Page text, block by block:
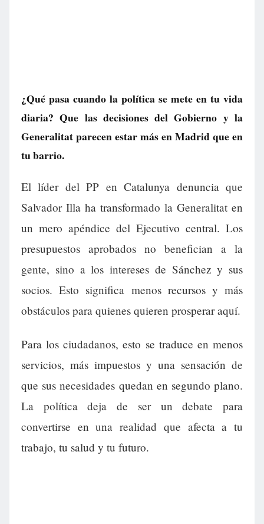
¿Qué pasa cuando la política se mete en tu vida
diaria? Que las decisiones del Gobierno y la
Generalitat parecen estar más en Madrid que en
tu barrio.
El líder del PP en Catalunya denuncia que
Salvador Illa ha transformado la Generalitat en
un mero apéndice del Ejecutivo central. Los
presupuestos aprobados no benefician a la
gente, sino a los intereses de Sánchez y sus
socios. Esto significa menos recursos y más
obstáculos para quienes quieren prosperar aquí.
Para los ciudadanos, esto se traduce en menos
servicios, más impuestos y una sensación de
que sus necesidades quedan en segundo plano.
La política deja de ser un debate para
convertirse en una realidad que afecta a tu
trabajo, tu salud y tu futuro.